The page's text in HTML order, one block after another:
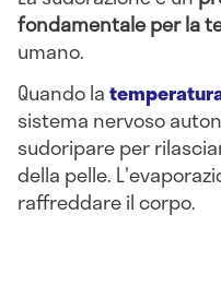
fondamentale per la
umano.
Quando la
sistema nervoso
sudoripare per
della pelle.
raffreddare il corpo.